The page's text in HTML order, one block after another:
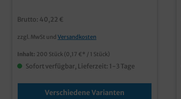
Wärmeisolierung für längere Frische🌱
🚚 Ideal für Take-away und Lieferservice
Bedruckungen und Branding
Brutto: 40,22 €
zzgl. MwSt und Versandkosten
Inhalt: 200 Stück (0,17 €* / 1 Stück)
Sofort verfügbar, Lieferzeit: 1-3 Tage
Verschiedene Varianten